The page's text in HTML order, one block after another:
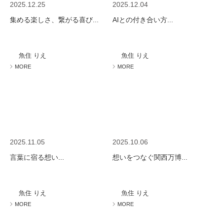
2025.12.25
集める楽しさ、繋がる喜び...
魚住 りえ
MORE
2025.12.04
AIとの付き合い方...
魚住 りえ
MORE
2025.11.05
言葉に宿る想い...
魚住 りえ
MORE
2025.10.06
想いをつなぐ関西万博...
魚住 りえ
MORE